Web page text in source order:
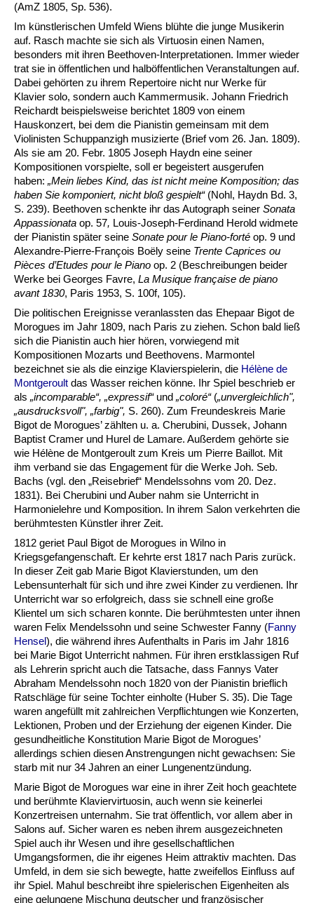
(AmZ 1805, Sp. 536).
Im künstlerischen Umfeld Wiens blühte die junge Musikerin
auf. Rasch machte sie sich als Virtuosin einen Namen,
besonders mit ihren Beethoven-Interpretationen. Immer wieder
trat sie in öffentlichen und halböffentlichen Veranstaltungen auf.
Dabei gehörten zu ihrem Repertoire nicht nur Werke für
Klavier solo, sondern auch Kammermusik. Johann Friedrich
Reichardt beispielsweise berichtet 1809 von einem
Hauskonzert, bei dem die Pianistin gemeinsam mit dem
Violinisten Schuppanzigh musizierte (Brief vom 26. Jan. 1809).
Als sie am 20. Febr. 1805 Joseph Haydn eine seiner
Kompositionen vorspielte, soll er begeistert ausgerufen
haben: „Mein liebes Kind, das ist nicht meine Komposition; das
haben Sie komponiert, nicht bloß gespielt“ (Nohl, Haydn Bd. 3,
S. 239). Beethoven schenkte ihr das Autograph seiner Sonata
Appassionata op. 57, Louis-Joseph-Ferdinand Herold widmete
der Pianistin später seine Sonate pour le Piano-forté op. 9 und
Alexandre-Pierre-François Boëly seine Trente Caprices ou
Pièces d’Etudes pour le Piano op. 2 (Beschreibungen beider
Werke bei Georges Favre, La Musique française de piano
avant 1830, Paris 1953, S. 100f, 105).
Die politischen Ereignisse veranlassten das Ehepaar Bigot de
Morogues im Jahr 1809, nach Paris zu ziehen. Schon bald ließ
sich die Pianistin auch hier hören, vorwiegend mit
Kompositionen Mozarts und Beethovens. Marmontel
bezeichnet sie als die einzige Klavierspielerin, die Hélène de
Montgeroult das Wasser reichen könne. Ihr Spiel beschrieb er
als „incomparable“, „expressif“ und „coloré“ („unvergleichlich",
„ausdrucksvoll", „farbig", S. 260). Zum Freundeskreis Marie
Bigot de Morogues’ zählten u. a. Cherubini, Dussek, Johann
Baptist Cramer und Hurel de Lamare. Außerdem gehörte sie
wie Hélène de Montgeroult zum Kreis um Pierre Baillot. Mit
ihm verband sie das Engagement für die Werke Joh. Seb.
Bachs (vgl. den „Reisebrief“ Mendelssohns vom 20. Dez.
1831). Bei Cherubini und Auber nahm sie Unterricht in
Harmonielehre und Komposition. In ihrem Salon verkehrten die
berühmtesten Künstler ihrer Zeit.
1812 geriet Paul Bigot de Morogues in Wilno in
Kriegsgefangenschaft. Er kehrte erst 1817 nach Paris zurück.
In dieser Zeit gab Marie Bigot Klavierstunden, um den
Lebensunterhalt für sich und ihre zwei Kinder zu verdienen. Ihr
Unterricht war so erfolgreich, dass sie schnell eine große
Klientel um sich scharen konnte. Die berühmtesten unter ihnen
waren Felix Mendelssohn und seine Schwester Fanny (Fanny
Hensel), die während ihres Aufenthalts in Paris im Jahr 1816
bei Marie Bigot Unterricht nahmen. Für ihren erstklassigen Ruf
als Lehrerin spricht auch die Tatsache, dass Fannys Vater
Abraham Mendelssohn noch 1820 von der Pianistin brieflich
Ratschläge für seine Tochter einholte (Huber S. 35). Die Tage
waren angefüllt mit zahlreichen Verpflichtungen wie Konzerten,
Lektionen, Proben und der Erziehung der eigenen Kinder. Die
gesundheitliche Konstitution Marie Bigot de Morogues’
allerdings schien diesen Anstrengungen nicht gewachsen: Sie
starb mit nur 34 Jahren an einer Lungenentzündung.
Marie Bigot de Morogues war eine in ihrer Zeit hoch geachtete
und berühmte Klaviervirtuosin, auch wenn sie keinerlei
Konzertreisen unternahm. Sie trat öffentlich, vor allem aber in
Salons auf. Sicher waren es neben ihrem ausgezeichneten
Spiel auch ihr Wesen und ihre gesellschaftlichen
Umgangsformen, die ihr eigenes Heim attraktiv machten. Das
Umfeld, in dem sie sich bewegte, hatte zweifellos Einfluss auf
ihr Spiel. Mahul beschreibt ihre spielerischen Eigenheiten als
eine gelungene Mischung deutscher und französischer